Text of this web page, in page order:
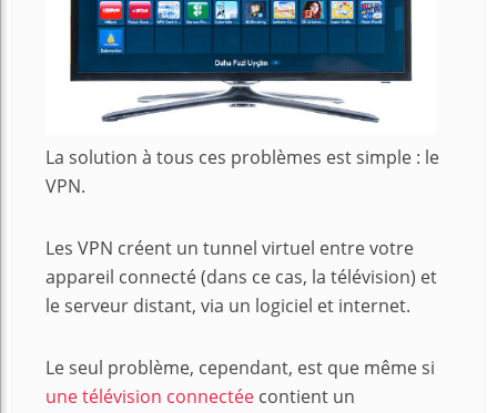
La solution à tous ces problèmes est simple : le
VPN.
Les VPN créent un tunnel virtuel entre votre
appareil connecté (dans ce cas, la télévision) et
le serveur distant, via un logiciel et internet.
Le seul problème, cependant, est que même si
une télévision connectée contient un